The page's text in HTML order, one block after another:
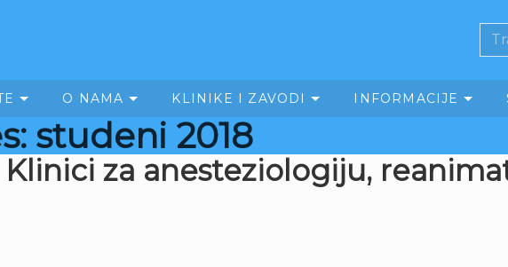
O NAMA KLINIKE I ZAVODI INFORMACIJE
studeni 2018
Klinici za anesteziologiju,